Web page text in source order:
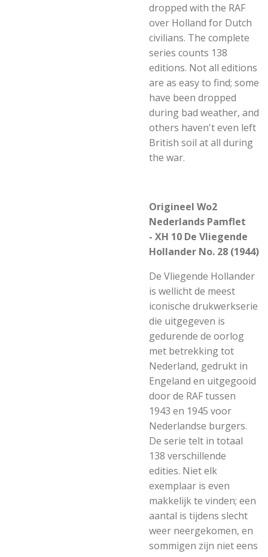
dropped with the RAF
over Holland for Dutch
civilians. The complete
series counts 138
editions. Not all editions
are as easy to find; some
have been dropped
during bad weather, and
others haven't even left
British soil at all during
the war.
Origineel Wo2
Nederlands Pamflet
- XH 10 De Vliegende
Hollander No. 28 (1944)
De Vliegende Hollander
is wellicht de meest
iconische drukwerkserie
die uitgegeven is
gedurende de oorlog
met betrekking tot
Nederland, gedrukt in
Engeland en uitgegooid
door de RAF tussen
1943 en 1945 voor
Nederlandse burgers.
De serie telt in totaal
138 verschillende
edities. Niet elk
exemplaar is even
makkelijk te vinden; een
aantal is tijdens slecht
weer neergekomen, en
sommigen zijn niet eens